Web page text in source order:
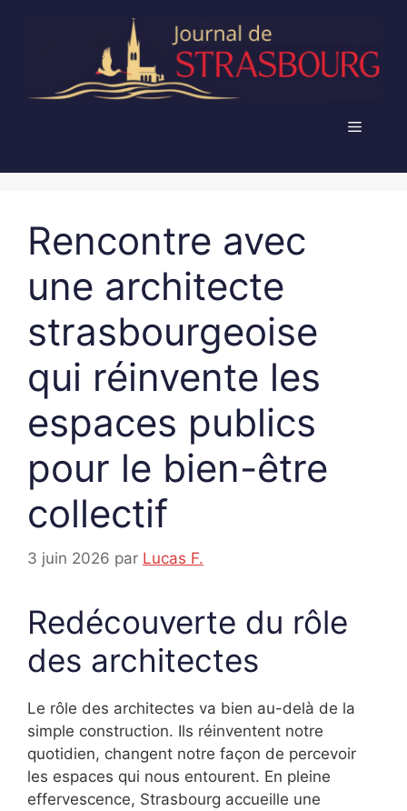
Menu
Rencontre avec
une architecte
strasbourgeoise
qui réinvente les
espaces publics
pour le bien-être
collectif
3 juin 2026 par Lucas F.
Redécouverte du rôle
des architectes
Le rôle des architectes va bien au-delà de la
simple construction. Ils réinventent notre
quotidien, changent notre façon de percevoir
les espaces qui nous entourent. En pleine
effervescence, Strasbourg accueille une